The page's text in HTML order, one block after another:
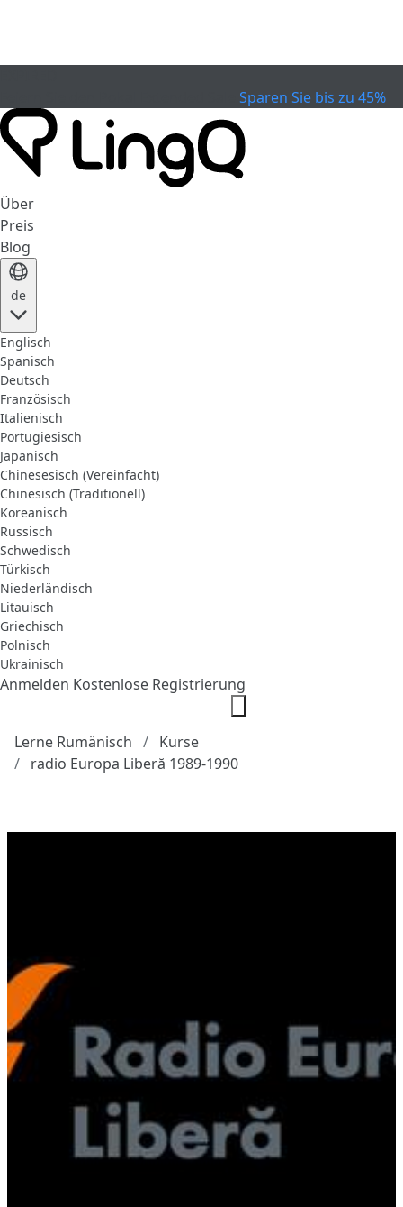
Sparen Sie bis zu 45%
Über
Preis
Blog
de
Englisch
Spanisch
Deutsch
Französisch
Italienisch
Portugiesisch
Japanisch
Chinesesisch (Vereinfacht)
Chinesisch (Traditionell)
Koreanisch
Russisch
Schwedisch
Türkisch
Niederländisch
Litauisch
Griechisch
Polnisch
Ukrainisch
Anmelden Kostenlose Registrierung
Lerne Rumänisch
Kurse
radio Europa Liberă 1989-1990